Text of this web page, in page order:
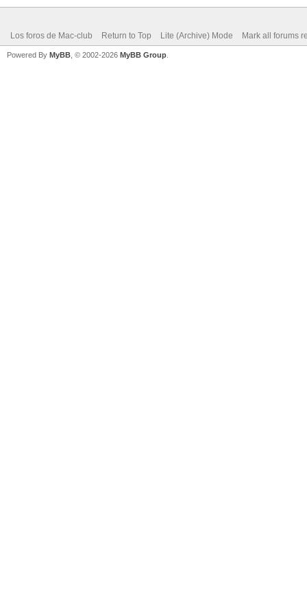
Los foros de Mac-club Return to Top Lite (Archive) Mode Mark all forums
Powered By MyBB , © 2002-2026 MyBB Group